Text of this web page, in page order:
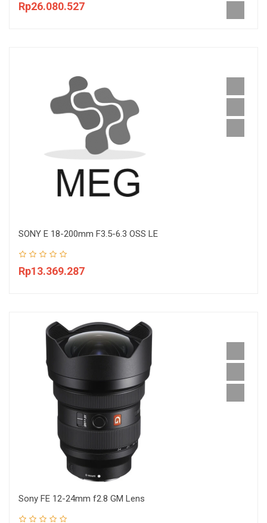
Rp26.080.527
SONY E 18-200mm F3.5-6.3 OSS LE
Rp13.369.287
Sony FE 12-24mm f2.8 GM Lens